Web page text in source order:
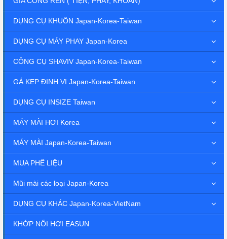
DỤNG CỤ KHUÔN Japan-Korea-Taiwan
DỤNG CỤ MÁY PHAY Japan-Korea
CÔNG CỤ SHAVIV Japan-Korea-Taiwan
GÁ KẸP ĐỊNH VỊ Japan-Korea-Taiwan
DỤNG CỤ INSIZE Taiwan
MÁY MÀI HƠI Korea
MÁY MÀI Japan-Korea-Taiwan
MUA PHẾ LIỆU
Mũi mài các loại Japan-Korea
DỤNG CỤ KHÁC Japan-Korea-VietNam
KHỚP NỐI HƠI EASUN